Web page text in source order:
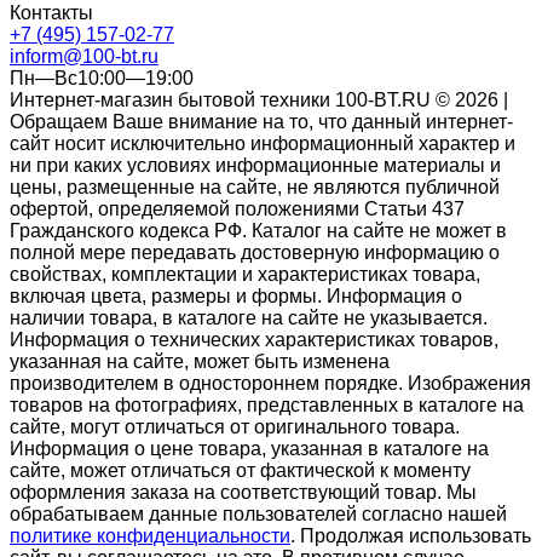
Контакты
+7 (495) 157-02-77
inform@100-bt.ru
Пн—Вс10:00—19:00
Интернет-магазин бытовой техники 100-BT.RU © 2026 |
Обращаем Ваше внимание на то, что данный интернет-
сайт носит исключительно информационный характер и
ни при каких условиях информационные материалы и
цены, размещенные на сайте, не являются публичной
офертой, определяемой положениями Статьи 437
Гражданского кодекса РФ. Каталог на сайте не может в
полной мере передавать достоверную информацию о
свойствах, комплектации и характеристиках товара,
включая цвета, размеры и формы. Информация о
наличии товара, в каталоге на сайте не указывается.
Информация о технических характеристиках товаров,
указанная на сайте, может быть изменена
производителем в одностороннем порядке. Изображения
товаров на фотографиях, представленных в каталоге на
сайте, могут отличаться от оригинального товара.
Информация о цене товара, указанная в каталоге на
сайте, может отличаться от фактической к моменту
оформления заказа на соответствующий товар. Мы
обрабатываем данные пользователей согласно нашей
политике конфиденциальности. Продолжая использовать